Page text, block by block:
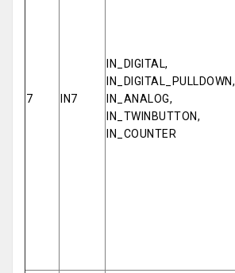
7 IN7
IN_DIGITAL,
IN_DIGITAL_PULLDOWN,
IN_ANALOG,
IN_TWINBUTTON,
IN_COUNTER